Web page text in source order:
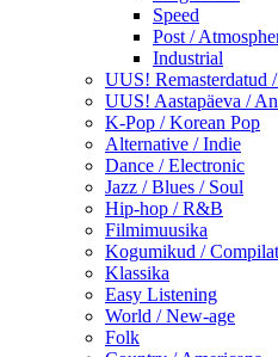
Speed
Post /
Industrial
UUS! Remasterdatud
UUS! Aastapäeva /
K-Pop / Korean Pop
Alternative / Indie
Dance / Electronic
Jazz / Blues / Soul
Hip-hop / R&B
Filmimuusika
Kogumikud /
Klassika
Easy Listening
World / New-age
Folk